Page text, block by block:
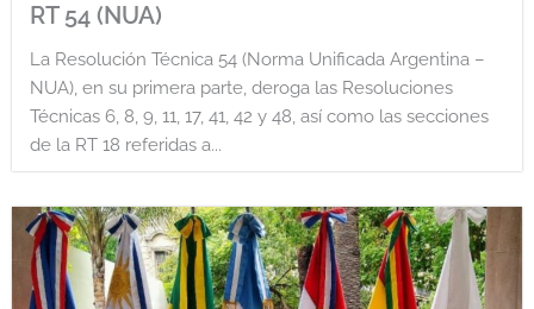
RT 54 (NUA)
La Resolución Técnica 54 (Norma Unificada Argentina –
NUA), en su primera parte, deroga las Resoluciones
Técnicas 6, 8, 9, 11, 17, 41, 42 y 48, así como las secciones
de la RT 18 referidas a...